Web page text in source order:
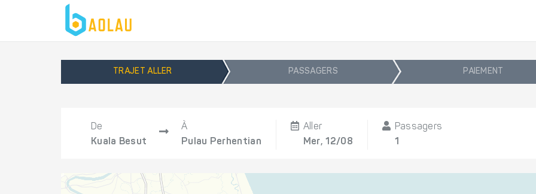
TRAJET ALLER PASSAGERS PAIEMENT
De
Kuala Besut
À
Pulau Perhentian
Aller
Mer, 12/08
Passagers
1